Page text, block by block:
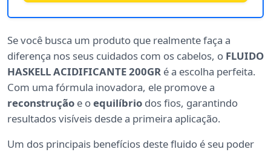
Se você busca um produto que realmente faça a
diferença nos seus cuidados com os cabelos, o FLUIDO
HASKELL ACIDIFICANTE 200GR é a escolha perfeita.
Com uma fórmula inovadora, ele promove a
reconstrução e oequilíbrio dos fios, garantindo
resultados visíveis desde a primeira aplicação.
Um dos principais benefícios deste fluido é seu poder